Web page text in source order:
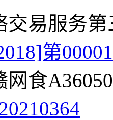
交易服务
第
食